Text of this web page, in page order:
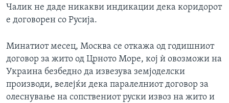
Чалик не даде никакви индикации дека коридорот
е договорен со Русија.
Минатиот месец, Москва се откажа од годишниот
договор за жито од Црното Море, кој ѝ овозможи на
Украина безбедно да извезува земјоделски
производи, велејќи дека паралелниот договор за
олеснување на сопствениот руски извоз на жито и